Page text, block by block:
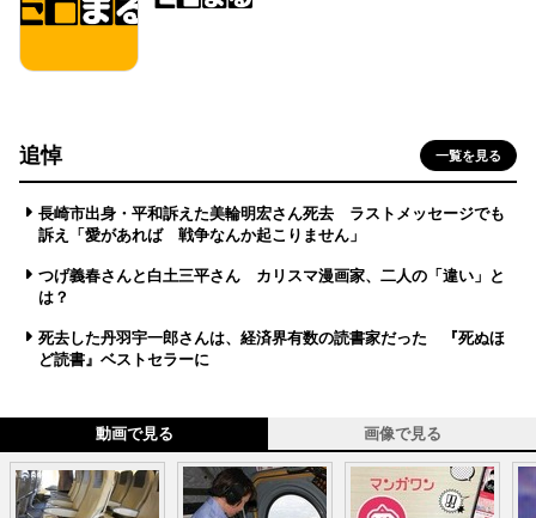
追悼 一覧を見る
長崎市出身・平和訴えた美輪明宏さん死去 ラストメッセージでも
訴え「愛があれば 戦争なんか起こりません」
つげ義春さんと白土三平さん カリスマ漫画家、二人の「違い」と
は？
死去した丹羽宇一郎さんは、経済界有数の読書家だった 『死ぬほ
ど読書』ベストセラーに
動画で見る 画像で見る